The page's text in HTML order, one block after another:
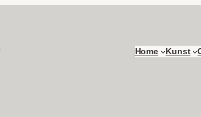
Home Kunst